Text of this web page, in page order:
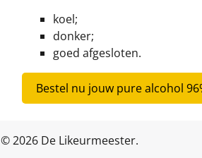
koel;
donker;
goed afgesloten.
Bestel nu jouw pure alcohol
© 2026 De Likeurmeester.